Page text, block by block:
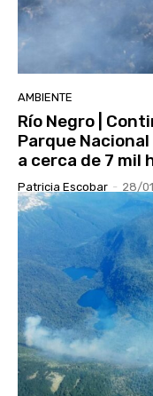
AMBIENTE
Río Negro |
Parque
a cerca de 7 mil
Patricia Escobar - 28/